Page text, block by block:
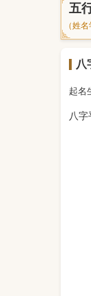
五
（姓
八
起名
八字